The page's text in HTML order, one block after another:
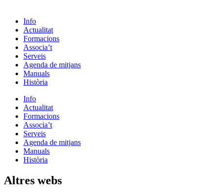
Info
Actualitat
Formacions
Associa’t
Serveis
Agenda de mitjans
Manuals
Història
Info
Actualitat
Formacions
Associa’t
Serveis
Agenda de mitjans
Manuals
Història
Altres webs